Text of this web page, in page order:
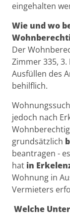
eingehalten
Wie und wo
Der
Zimmer 335,
Ausfüllen des
behilflich.
jedoch nach
grundsätzlich
beantragen -
hat in
Wohnung in
Vermieters
Welche